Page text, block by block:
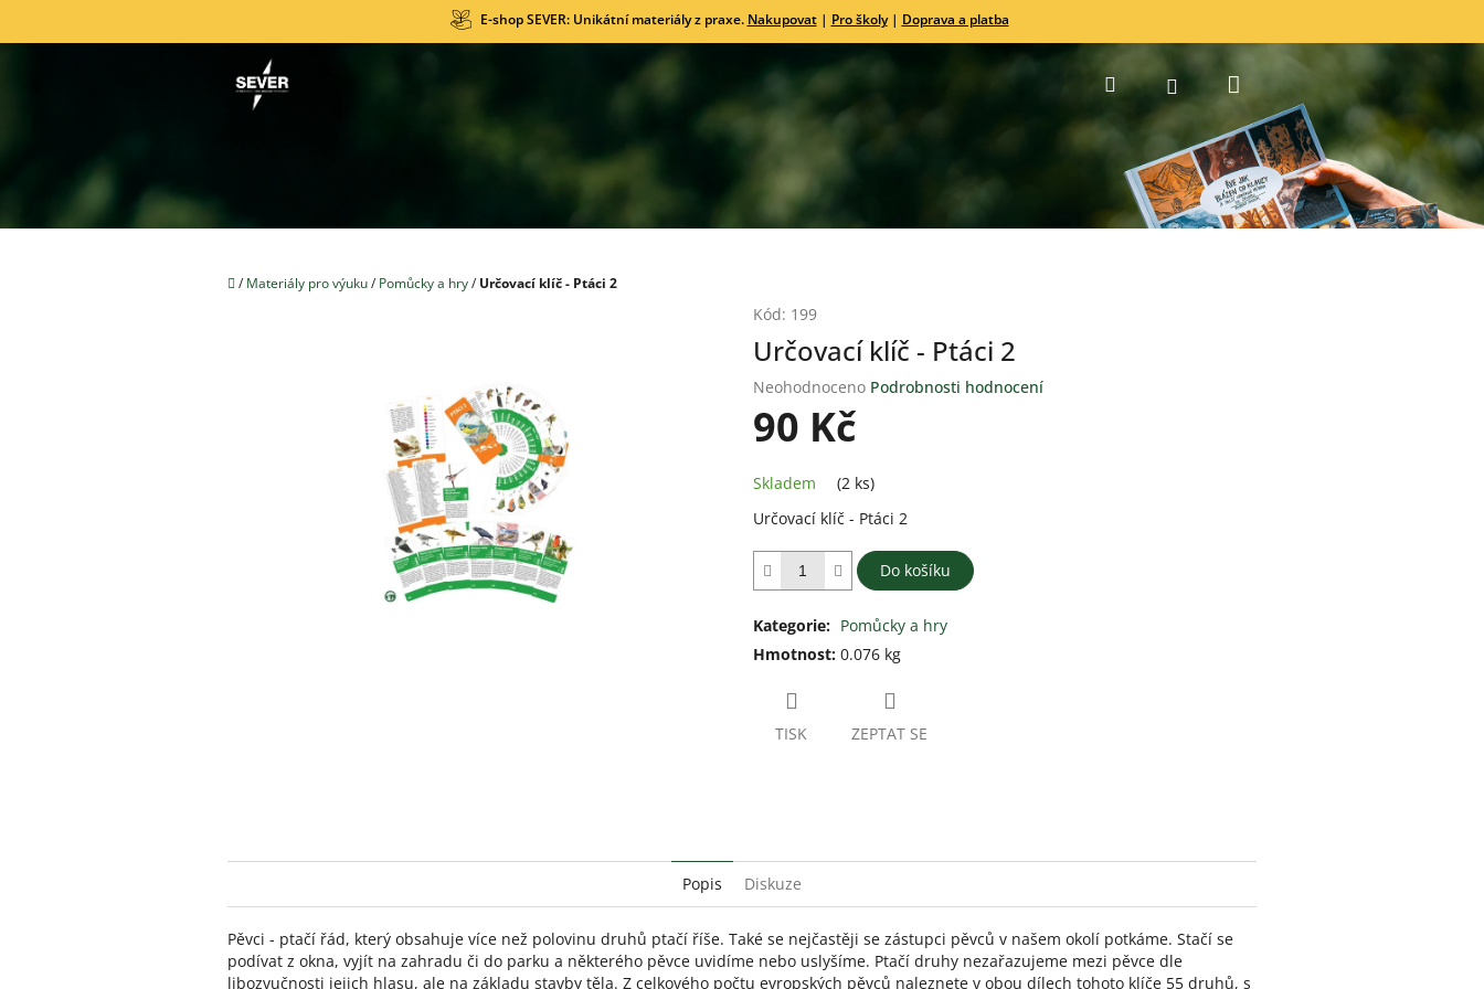
E-shop SEVER: Unikátní materiály z praxe. Nakupovat | Pro školy | Doprava a platba
HledatPřihlášeníNákupní
košík
Domů
/ Materiály pro výuku/ Pomůcky a hry/ Určovací klíč - Ptáci 2
Kód: 199
Určovací klíč - Ptáci 2
Průměrné
hodnocení
produktu
0,0
z
5
Neohodnoceno Podrobnosti hodnocení
90 Kč
cena:
Skladem
(2 ks)
Určovací klíč - Ptáci 2
Do košíku
Kategorie: Pomůcky a hry
Hmotnost: 0.076 kg
TISK ZEPTAT SE
Popis Diskuze
Pěvci - ptačí řád, který obsahuje více než polovinu druhů ptačí říše. Také se nejčastěji se zástupci pěvců v našem okolí potkáme. Stačí se
podívat z okna, vyjít na zahradu či do parku a některého pěvce uvidíme nebo uslyšíme. Ptačí druhy nezařazujeme mezi pěvce dle
libozvučnosti jejich hlasu, ale na základu stavby těla. Z celkového počtu evropských pěvců naleznete v obou dílech tohoto klíče 55 druhů, s